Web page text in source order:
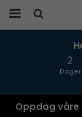
2
Dager
Oppdag